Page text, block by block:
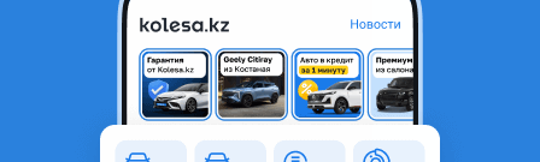
Компрессор кондиционера